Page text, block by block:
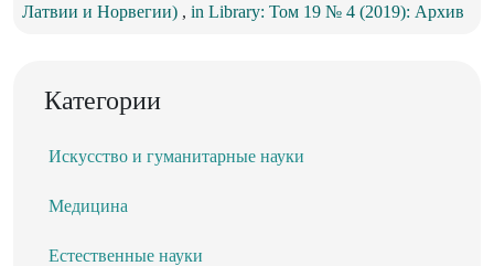
Латвии и Норвегии) , in Library: Том 19 № 4 (2019): Архив
Категории
Искусство и гуманитарные науки
Медицина
Естественные науки